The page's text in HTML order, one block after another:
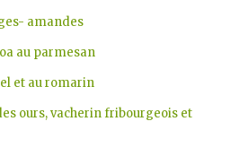
amandes
au parmesan
et au romarin
ours, vacherin fribourgeois et